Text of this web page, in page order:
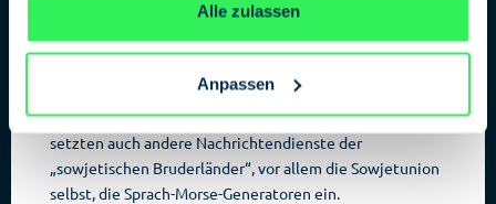
Alle zulassen
Anpassen
Das Ziel war es, Technik aus dem nicht-sozialistischen
Wirtschaftsgebiet abzulösen und den „operativen
erleichtern. Ab 1983 liefen die ersten Testversuche, ab
1984 folgte die Serienproduktion. Neben der Stasi
setzten auch andere Nachrichtendienste der
„sowjetischen Bruderländer“, vor allem die Sowjetunion
selbst, die Sprach-Morse-Generatoren ein.